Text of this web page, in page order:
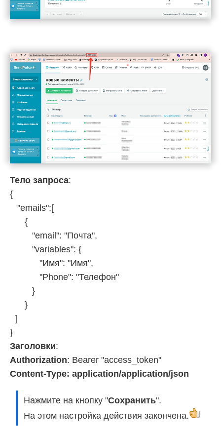
Тело запроса:
{
"emails":[
{
"email": "Почта",
"variables": {
"Имя": "Имя",
"Phone": "Телефон"
}
}
]
}
Заголовки:
Authorization: Bearer "access_token"
Content-Type: application/application/json
Нажмите на кнопку "Сохранить".
На этом настройка действия закончена.